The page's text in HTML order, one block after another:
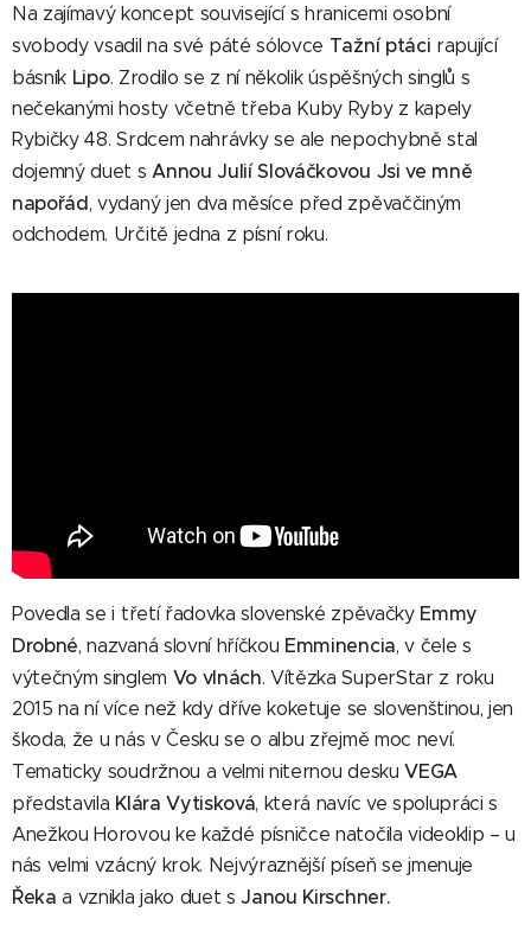
Na zajímavý koncept související s hranicemi osobní
svobody vsadil na své páté sólovce Tažní ptáci rapující
básník Lipo. Zrodilo se z ní několik úspěšných singlů s
nečekanými hosty včetně třeba Kuby Ryby z kapely
Rybičky 48. Srdcem nahrávky se ale nepochybně stal
dojemný duet sAnnou Julií Slováčkovou Jsi ve mně
napořád, vydaný jen dva měsíce před zpěvaččiným
odchodem. Určitě jedna z písní roku.
Povedla se i třetí řadovka slovenské zpěvačky Emmy
Drobné, nazvaná slovní hříčkou Emminencia, v čele s
výtečným singlem Vo vlnách. Vítězka SuperStar z roku
2015 na ní více než kdy dříve koketuje se slovenštinou, jen
škoda, že u nás v Česku se o albu zřejmě moc neví.
Tematicky soudržnou a velmi niternou deskuVEGA
představila Klára Vytisková, která navíc ve spolupráci s
Anežkou Horovou ke každé písničce natočila videoklip – u
nás velmi vzácný krok. Nejvýraznější píseň se jmenuje
Řeka a vznikla jako duet sJanou Kirschner.